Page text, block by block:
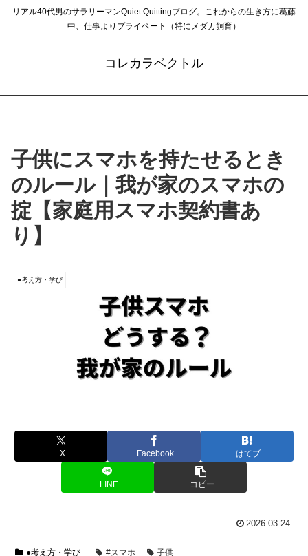
リアル40代男のサラリーマンQuiet Quittingブログ。これからの生き方に葛藤
中、仕事よりプライベート（特にメダカ飼育）
コレカラベクトル
子供にスマホを持たせるとき
のルール｜我が家のスマホの
掟【家庭用スマホ契約書あ
り】
●考え方・学び
X Facebook はてブ
LINE コピー
2026.03.24
●考え方・学び #スマホ 子供